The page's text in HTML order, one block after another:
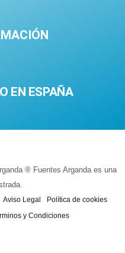
EN ESPAÑA
® Fuentes Arganda es una
Aviso Legal
Política de cookies
y Condiciones